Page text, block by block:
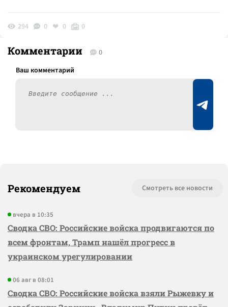
294 0 0 0
Комментарии 0
Рекомендуем Смотреть все новости
вчера в 10:35
Сводка СВО: Российские войска продвигаются по
всем фронтам, Трамп нашёл прогресс в
украинском урегулировании
06 авг в 08:01
Сводка СВО: Российские войска взяли Рыжевку и